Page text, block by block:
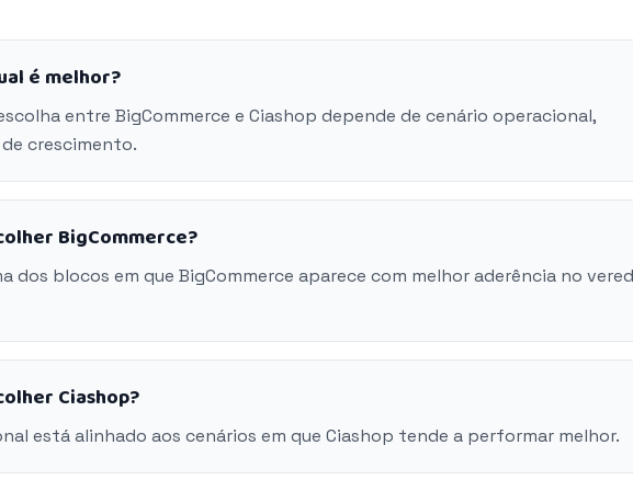
é melhor?
entre BigCommerce e Ciashop depende de cenário operacional,
crescimento.
BigCommerce?
dos blocos em que BigCommerce aparece com melhor aderência no
Ciashop?
está alinhado aos cenários em que Ciashop tende a performar melhor.